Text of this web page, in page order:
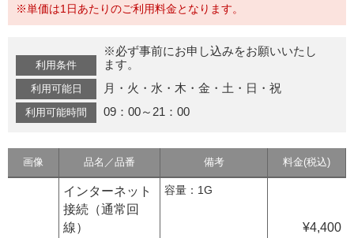
※単価は1日あたりのご利用料金となります。
利用条件
※必ず事前にお申し込みをお願いいたし
ます。
利用可能日 月・火・水・木・金・土・日・祝
利用可能時間 09：00～21：00
画像 品名／品番 備考 料金(税込)
インターネット
接続（通常回
線）
容量：1G
¥4,400